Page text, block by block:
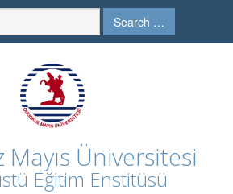
Search …
Üniversitesi
Eğitim Enstitüsü